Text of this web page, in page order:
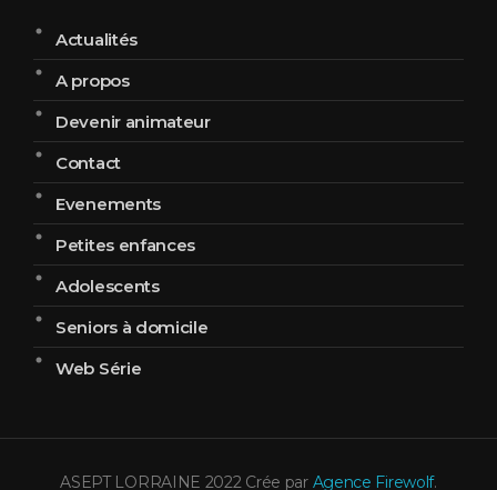
Actualités
A propos
Devenir animateur
Contact
Evenements
Petites enfances
Adolescents
Seniors à domicile
Web Série
ASEPT LORRAINE 2022 Crée par Agence Firewolf.